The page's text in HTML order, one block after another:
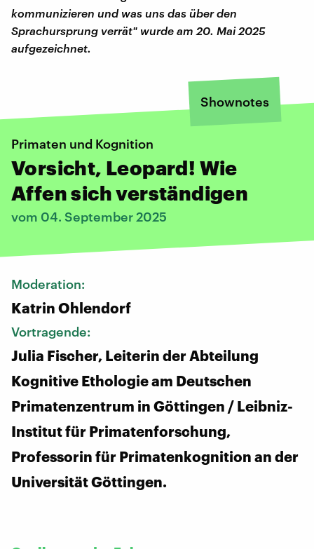
kommunizieren und was uns das über den
Sprachursprung verrät" wurde am 20. Mai 2025
aufgezeichnet.
Shownotes
Primaten und Kognition
Vorsicht, Leopard! Wie
Affen sich verständigen
vom 04. September 2025
Moderation:
Katrin Ohlendorf
Vortragende:
Julia Fischer, Leiterin der Abteilung
Kognitive Ethologie am Deutschen
Primatenzentrum in Göttingen / Leibniz-
Institut für Primatenforschung,
Professorin für Primatenkognition an der
Universität Göttingen.